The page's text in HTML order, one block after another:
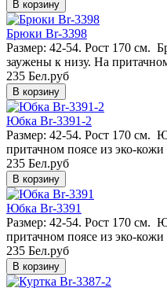
Брюки Br-3398
Размер: 42-54. Рост 170 см.
заужены к низу. На
235 Бел.руб
Юбка Br-3391-2
Размер: 42-54. Рост 170 см.
притачном поясе из эко-кожи
235 Бел.руб
Юбка Br-3391
Размер: 42-54. Рост 170 см.
притачном поясе из эко-кожи
235 Бел.руб